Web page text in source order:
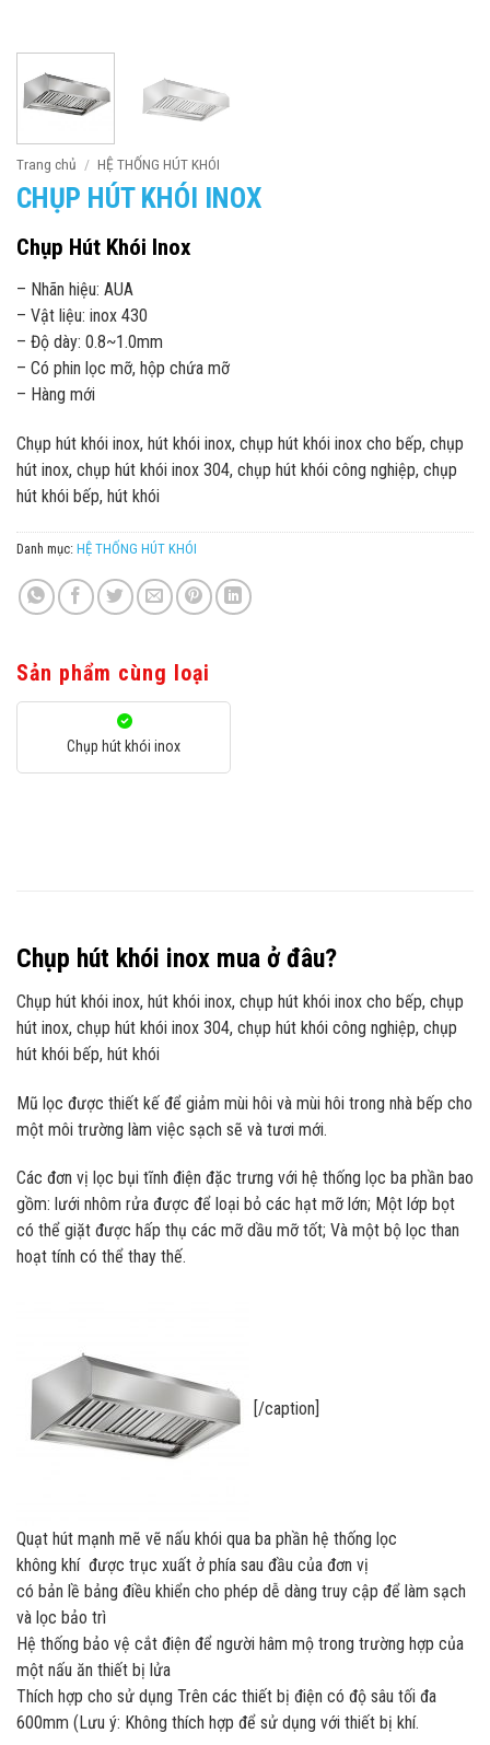
Trang chủ / HỆ THỐNG HÚT KHÓI
CHỤP HÚT KHÓI INOX
Chụp Hút Khói Inox
– Nhãn hiệu: AUA
– Vật liệu: inox 430
– Độ dày: 0.8~1.0mm
– Có phin lọc mỡ, hộp chứa mỡ
– Hàng mới
Chụp hút khói inox, hút khói inox, chụp hút khói inox cho bếp, chụp
hút inox, chụp hút khói inox 304, chụp hút khói công nghiệp, chụp
hút khói bếp, hút khói
Danh mục: HỆ THỐNG HÚT KHÓI
Sản phẩm cùng loại
Chụp hút khói inox
Chụp hút khói inox mua ở đâu?
Chụp hút khói inox, hút khói inox, chụp hút khói inox cho bếp, chụp
hút inox, chụp hút khói inox 304, chụp hút khói công nghiệp, chụp
hút khói bếp, hút khói
Mũ lọc được thiết kế để giảm mùi hôi và mùi hôi trong nhà bếp cho
một môi trường làm việc sạch sẽ và tươi mới.
Các đơn vị lọc bụi tĩnh điện đặc trưng với hệ thống lọc ba phần bao
gồm: lưới nhôm rửa được để loại bỏ các hạt mỡ lớn; Một lớp bọt
có thể giặt được hấp thụ các mỡ dầu mỡ tốt; Và một bộ lọc than
hoạt tính có thể thay thế.
[/caption]
Quạt hút mạnh mẽ vẽ nấu khói qua ba phần hệ thống lọc
không khí được trục xuất ở phía sau đầu của đơn vị
có bản lề bảng điều khiển cho phép dễ dàng truy cập để làm sạch
và lọc bảo trì
Hệ thống bảo vệ cắt điện để người hâm mộ trong trường hợp của
một nấu ăn thiết bị lửa
Thích hợp cho sử dụng Trên các thiết bị điện có độ sâu tối đa
600mm (Lưu ý: Không thích hợp để sử dụng với thiết bị khí.